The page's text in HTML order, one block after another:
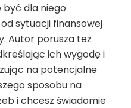
być dla niego
sytuacji finansowej
Autor porusza też
ich wygodę i
na potencjalne
sposobu na
i chcesz świadomie